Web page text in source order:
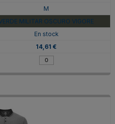
M
MILITAR OSCURO VIGORE
En stock
14,61 €